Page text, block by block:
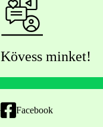
Kövess minket!
Facebook